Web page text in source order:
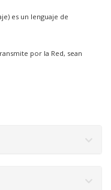
es un lenguaje de
por la Red, sean